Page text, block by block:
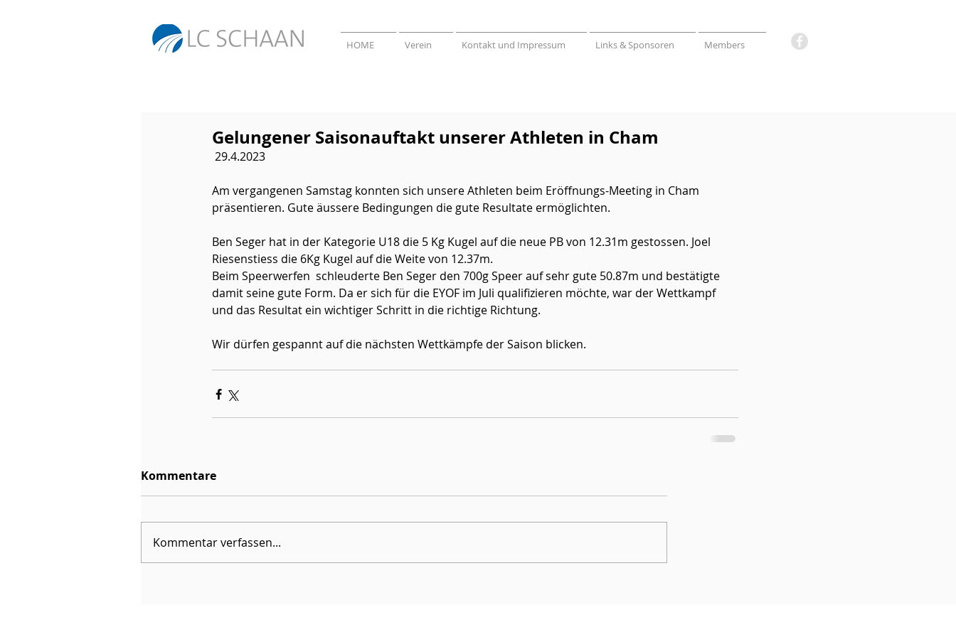
HOME Verein Kontakt und Impressum Links & Sponsoren Members
Gelungener Saisonauftakt unserer Athleten in Cham
29.4.2023
Am vergangenen Samstag konnten sich unsere Athleten beim Eröffnungs-Meeting in Cham
präsentieren. Gute äussere Bedingungen die gute Resultate ermöglichten.
Ben Seger hat in der Kategorie U18 die 5 Kg Kugel auf die neue PB von 12.31m gestossen. Joel
Riesenstiess die 6Kg Kugel auf die Weite von 12.37m.
Beim Speerwerfen  schleuderte Ben Seger den 700g Speer auf sehr gute 50.87m und bestätigte
damit seine gute Form. Da er sich für die EYOF im Juli qualifizieren möchte, war der Wettkampf
und das Resultat ein wichtiger Schritt in die richtige Richtung.
Wir dürfen gespannt auf die nächsten Wettkämpfe der Saison blicken.
Kommentare
Kommentar verfassen...